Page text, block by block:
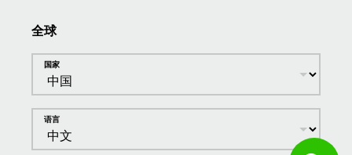
全球
国家
语言